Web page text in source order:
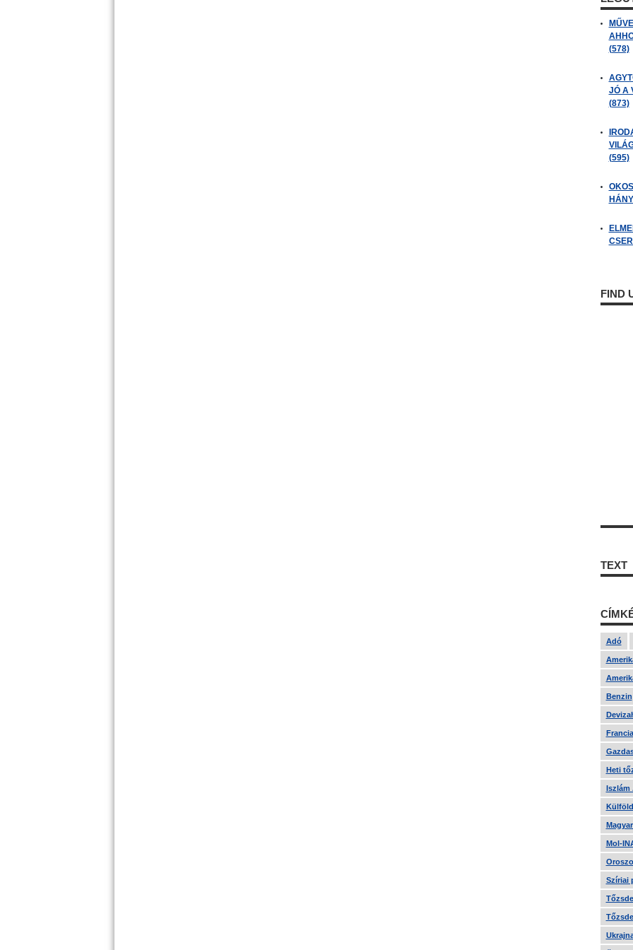
(578)
JÓ A
(873)
(595)
FIND
TEXT
Adó
Benzin
Heti
Iszlám
Mol-
Szíriai